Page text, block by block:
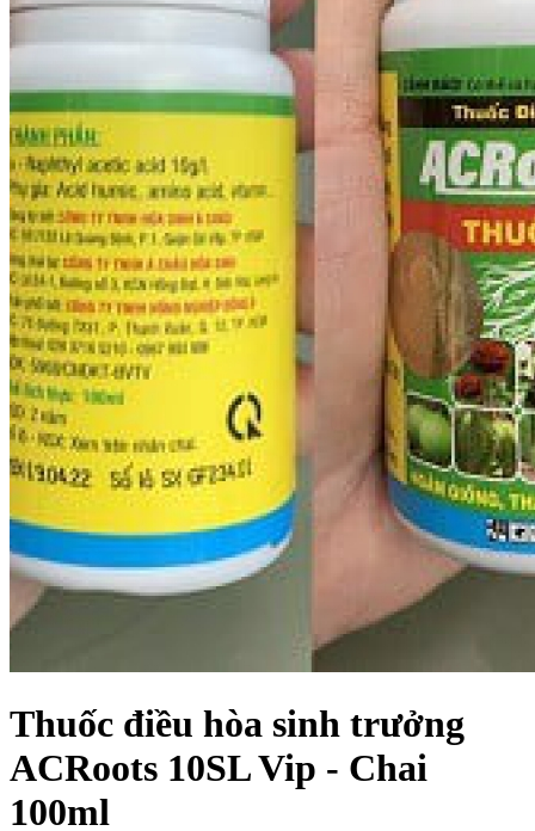
Thuốc điều hòa sinh trưởng
ACRoots 10SL Vip - Chai
100ml